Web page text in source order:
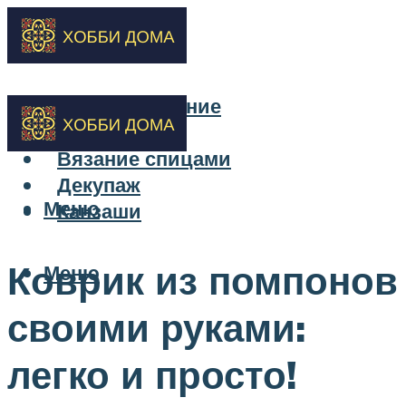
Бисероплетение
Вышивка
Вязание спицами
Декупаж
Канзаши
Меню
Меню
Коврик из помпонов
своими руками:
легко и просто!